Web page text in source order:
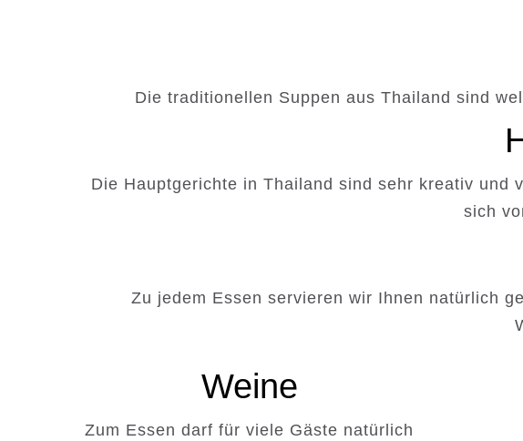
Die traditionellen Suppen aus Thailand sind
Die Hauptgerichte in Thailand sind sehr kreativ
sich
Zu jedem Essen servieren wir Ihnen natürlich
Weine
Zum Essen darf für viele Gäste natürlich